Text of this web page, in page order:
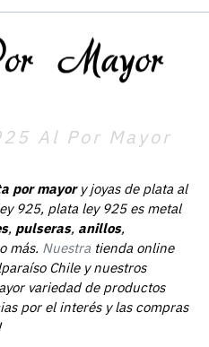
Al Por Mayor
por mayory joyas de plata al
925, plata ley 925 es metal
, pulseras, anillos,
más. Nuestra tienda online
Chile y nuestros
variedad de productos
por el interés y las compras